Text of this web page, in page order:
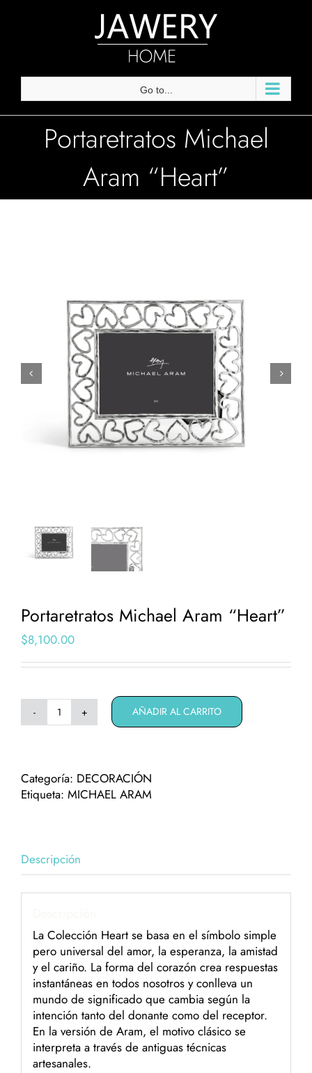
Go to...
Portaretratos Michael
Aram “Heart”
 
Portaretratos Michael Aram “Heart”
$8,100.00
Portaretratos
cantidad
AÑADIR AL CARRITO
Categoría: DECORACIÓN
Etiqueta: MICHAEL ARAM
Descripción
La Colección Heart se basa en el símbolo simple
pero universal del amor, la esperanza, la amistad
y el cariño. La forma del corazón crea respuestas
instantáneas en todos nosotros y conlleva un
mundo de significado que cambia según la
intención tanto del donante como del receptor.
En la versión de Aram, el motivo clásico se
interpreta a través de antiguas técnicas
artesanales.